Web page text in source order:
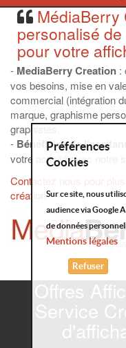
MédiaBerry
personalisé
pour votre
- MediaBerryCreation :
vos besoins, mise en
commercial (intégration
marque, graphisme
graphistes.
- Bénéficiez de
votre activité avec notre
Contactez nous pour
création.
Offres
Préférences
Cookies
Sur ce site, nous
audience via Google
de données
Mentions légales
Refuser